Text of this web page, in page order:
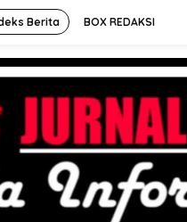
Berita BOX REDAKSI